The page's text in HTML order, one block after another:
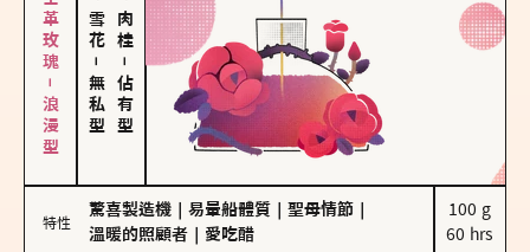
大馬士革玫瑰－浪漫型 －
無私型
－
佔有型
特性
驚喜製造機 易暈船體質 聖母情節
溫暖的照顧者
愛吃醋
100 g
60 hrs